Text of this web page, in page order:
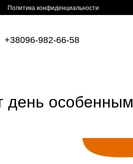
Политика конфиденциальности
+38096-982-66-58
день особенным